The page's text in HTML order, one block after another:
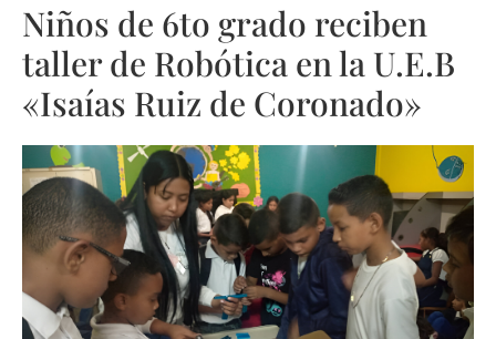
Niños de 6to grado reciben
taller de Robótica en la U.E.B
«Isaías Ruiz de Coronado»